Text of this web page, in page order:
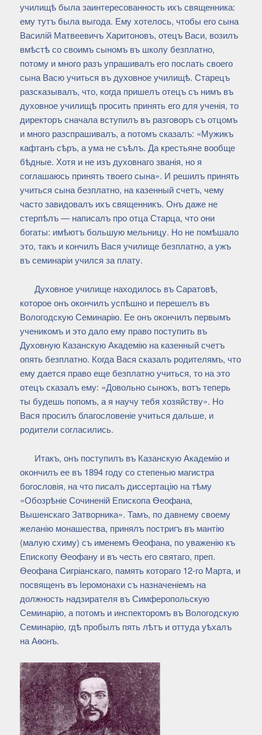
училищѣ была заинтересованность ихъ священника:
ему тутъ была выгода. Ему хотелось, чтобы его сына
Василій Матвеевичъ Харитоновъ, отецъ Васи, возилъ
вмѣстѣ со своимъ сыномъ въ школу безплатно,
потому и много разъ упрашивалъ его послать своего
сына Васю учиться въ духовное училищѣ. Старецъ
разсказывалъ, что, когда пришелъ отецъ съ нимъ въ
духовное училищѣ просить принять его для ученія, то
директоръ сначала вступилъ въ разговоръ съ отцомъ
и много разспрашивалъ, а потомъ сказалъ: «Мужикъ
кафтанъ сѣръ, а ума не съѣлъ. Да крестьяне вообще
бѣдные. Хотя и не изъ духовнаго званія, но я
соглашаюсь принять твоего сына». И решилъ принять
учиться сына безплатно, на казенный счетъ, чему
часто завидовалъ ихъ священникъ. Онъ даже не
стерпѣлъ — написалъ про отца Старца, что они
богаты: имѣютъ большую мельницу. Но не помѣшало
это, такъ и кончилъ Вася училище безплатно, а ужъ
въ семинаріи учился за плату.
Духовное училище находилось въ Саратовѣ,
которое онъ окончилъ успѣшно и перешелъ въ
Вологодскую Семинарію. Ее онъ окончилъ первымъ
ученикомъ и это дало ему право поступить въ
Духовную Казанскую Академію на казенный счетъ
опять безплатно. Когда Вася сказалъ родителямъ, что
ему дается право еще безплатно учиться, то на это
отецъ сказалъ ему: «Довольно сынокъ, вотъ теперь
ты будешь попомъ, а я научу тебя хозяйству». Но
Вася просилъ благословеніе учиться дальше, и
родители согласились.
Итакъ, онъ поступилъ въ Казанскую Академію и
окончилъ ее въ 1894 году со степенью магистра
богословія, на что писалъ диссертацію на тѣму
«Обозрѣніе Сочиненій Епископа Ѳеофана,
Вышенскаго Затворника». Тамъ, по давнему своему
желанію монашества, принялъ постригъ въ мантію
(малую схиму) съ именемъ Ѳеофана, по уваженію къ
Епископу Ѳеофану и въ честь его святаго, преп.
Ѳеофана Сигріанскаго, память котораго 12-го Марта, и
посвященъ въ Іеромонахи съ назначеніемъ на
должность надзирателя въ Симферопольскую
Семинарію, а потомъ и инспекторомъ въ Вологодскую
Семинарію, гдѣ пробылъ пять лѣтъ и оттуда уѣхалъ
на Аѳонъ.